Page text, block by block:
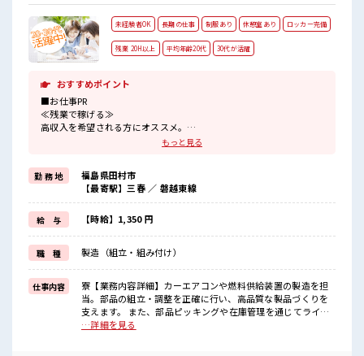
未経験者OK 長期の仕事 制服あり 休憩室あり ロッカー完備
残業 20H以上 平均年齢20代 30代が活躍
おすすめポイント
■お仕事PR
≪残業で稼げる≫
高収入を希望される方にオススメ。
残業は月20時間以上あります♪
≪未経験の方も大カンゲイ≫
新しいことにチャレンジするのは不安だけど、
しっかり働く環境が整っています！
イチからスキルUP・ステップUP目指していきましょう！
≪収入アップを目指せる≫
高時給だらけの派遣のお仕事です！
■職場の雰囲気
20代の若い世代がたくさん活躍中の活気ある職場！
しっかり休める休憩室あり！
オンオフの切替もできちゃう！
職場にはロッカー完備！
私物の置きすぎには注意が必要ですね★
もっと見る
勤 務 地
福島県田村市
【最寄駅】三春 ／ 磐越東線
給 与 【時給】1,350 円
職 種 製造（組立・組み付け）
仕事内容
寮【業務内容詳細】カーエアコンや燃料供給装置の製造を担
当。部品の組立・調整を正確に行い、高品質な製品づくりを
支えます。 また、部品ピッキングや在庫管理を通じてライン
へ供給し、生産の流れを円滑にします。【取扱製品情報】自
…詳細を見る